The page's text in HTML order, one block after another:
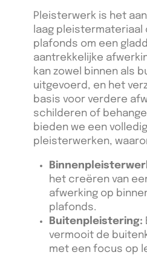
Pleisterwerk is het
laag pleistermateriaal
plafonds om een
aantrekkelijke
kan zowel binnen als
uitgevoerd, en het
basis voor verdere
schilderen of
bieden we een
pleisterwerken,
het creëren van
afwerking op
plafonds.
Buitenpleistering:
vermooit de
met een focus op